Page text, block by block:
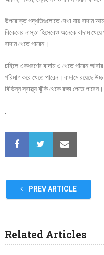
উপরোক্ত পদ্ধতিগুলোতে দেখা যায় বাদাম
বিকেলের নাস্তা হিসেবেও অনেকে বাদাম
বাদাম খেতে পারেন।
চাইলে একধরণের বাদাম ও খেতে পারেন আবার
পরিমাণ করে খেতে পারেন। বাদামে রয়েছে
বিভিন্ন স্বাস্থ্য ঝুঁকি থেকে রক্ষা পেতে পারেন।
PREV ARTICLE
Related Articles